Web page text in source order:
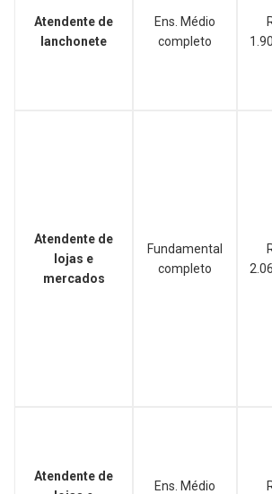
Atendente de
lanchonete
Ens. Médio
completo
Atendente de
lojas e
mercados
Fundamental
completo
Atendente de
Ens. Médio